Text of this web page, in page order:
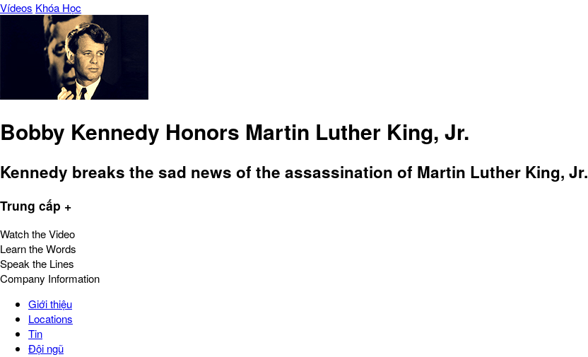
Vídeos Khóa Học
Bobby Kennedy Honors Martin Luther King, Jr.
Kennedy breaks the sad news of the assassination of Martin Luther King, Jr.
Trung cấp +
Watch the Video
Learn the Words
Speak the Lines
Company Information
Giới thiệu
Locations
Tin
Đội ngũ